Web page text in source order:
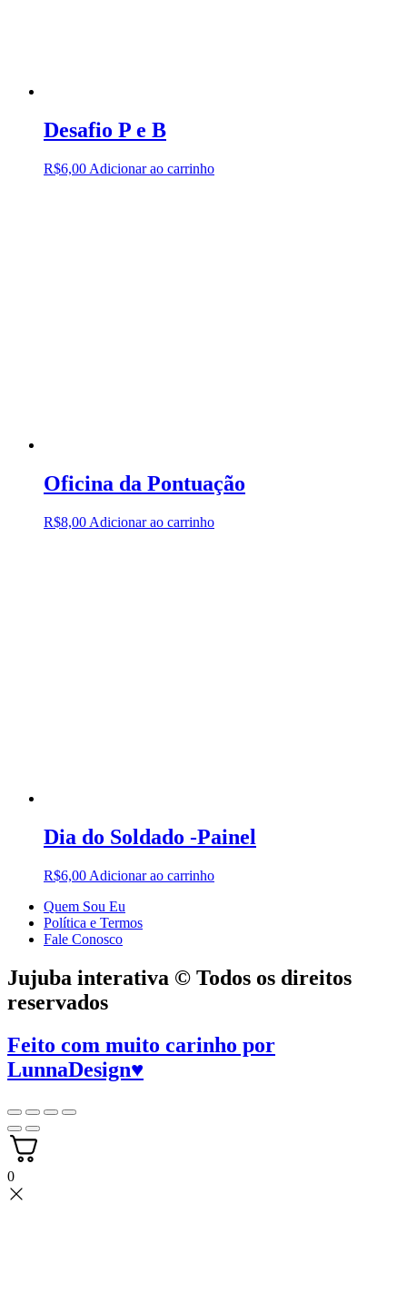
Desafio P e B
R$6,00 Adicionar ao carrinho
Oficina da Pontuação
R$8,00 Adicionar ao carrinho
Dia do Soldado -Painel
R$6,00 Adicionar ao carrinho
Quem Sou Eu
Política e Termos
Fale Conosco
Jujuba interativa © Todos os direitos
reservados
Feito com muito carinho por
LunnaDesign♥
0